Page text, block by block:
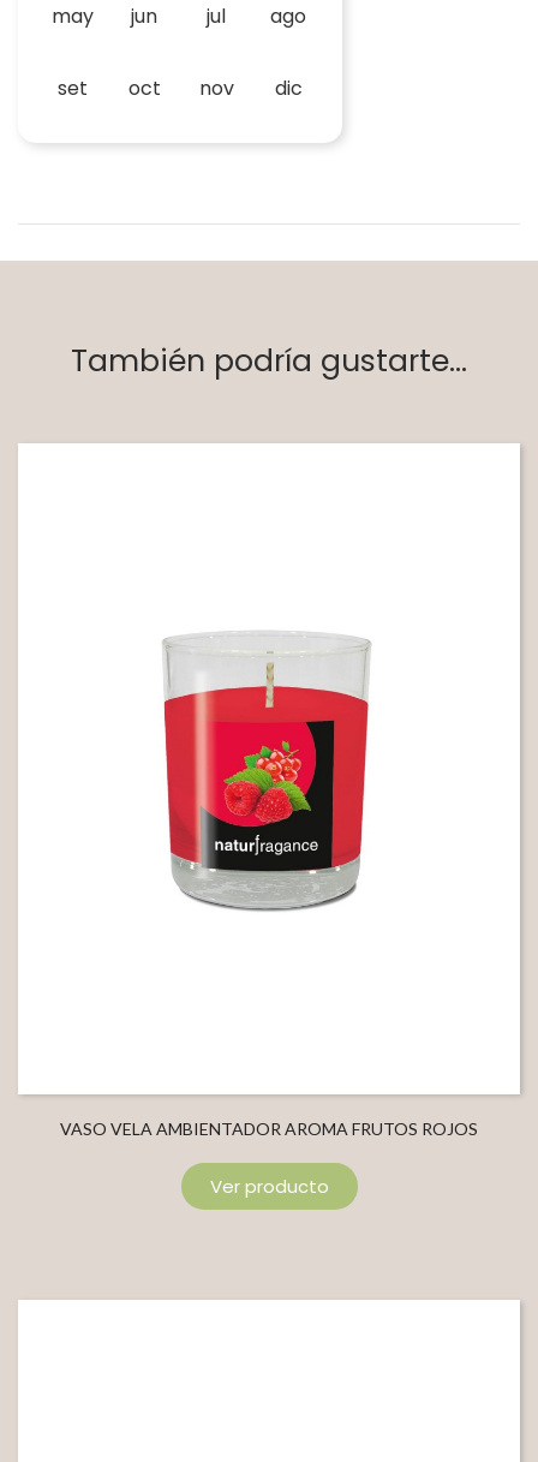
may jun jul ago
set oct nov dic
También podría gustarte...
VASO VELA AMBIENTADOR AROMA FRUTOS ROJOS
Ver producto